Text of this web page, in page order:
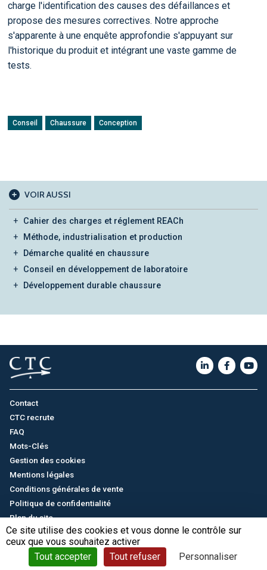
Ce site utilise des cookies et vous donne le contrôle sur
ceux que vous souhaitez activer
Tout accepter
Tout refuser Personnaliser
charge l'identification des causes des défaillances et
propose des mesures correctives. Notre approche
s'apparente à une enquête approfondie s'appuyant sur
l'historique du produit et intégrant une vaste gamme de
tests.
Conseil Chaussure Conception
VOIR AUSSI
Cahier des charges et réglement REACh
Méthode, industrialisation et production
Démarche qualité en chaussure
Conseil en développement de laboratoire
Développement durable chaussure
Contact
CTC recrute
FAQ
Mots-Clés
Gestion des cookies
Mentions légales
Conditions générales de vente
Politique de confidentialité
Plan du site
© CTC - 2026
English/中文